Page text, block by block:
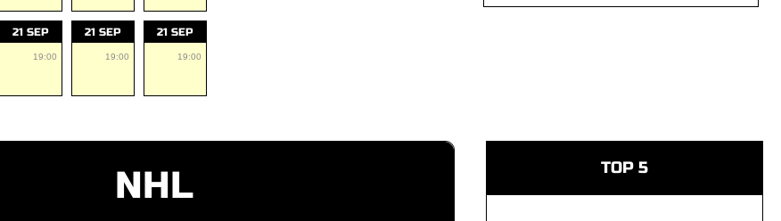
21 SEP
19:00
21 SEP
19:00
21 SEP
19:00
NHL TOP 5